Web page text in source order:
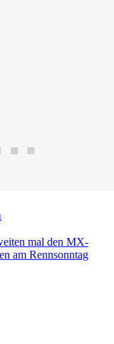
mal den MX-
am Rennsonntag